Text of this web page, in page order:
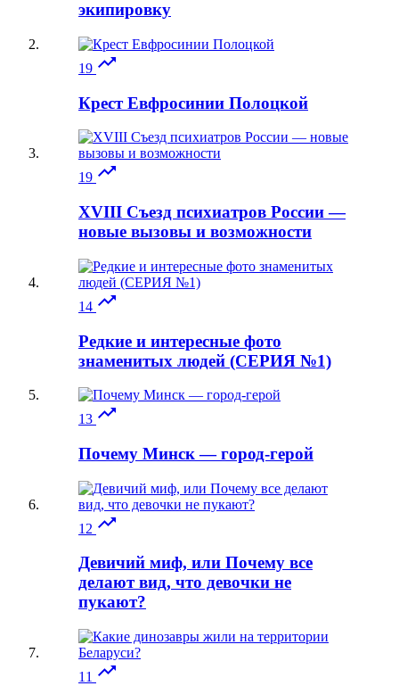
экипировку
19 
Крест Евфросинии Полоцкой
19 
XVIII Съезд психиатров России —
новые вызовы и возможности
14 
Редкие и интересные фото
знаменитых людей (СЕРИЯ №1)
13 
Почему Минск — город-герой
12 
Девичий миф, или Почему все
делают вид, что девочки не
пукают?
11 